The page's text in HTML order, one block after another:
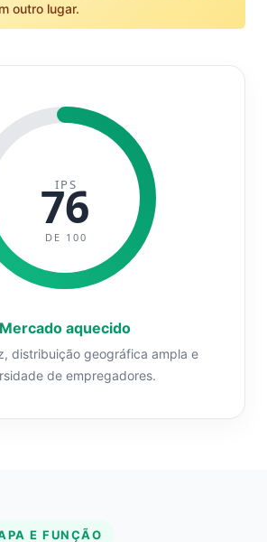
outro lugar.
IPS
76
DE 100
Mercado aquecido
distribuição geográfica ampla e
de empregadores.
E FUNÇÃO